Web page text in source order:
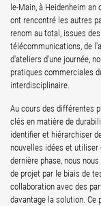
le-Main, à Heidenheim an
ont rencontré les autres
renom au total, issues
télécommunications, de
d'ateliers d'une journée,
pratiques commerciales
interdisciplinaire.
Au cours des différentes
clés en matière de
identifier et hiérarchiser
nouvelles idées et utiliser
dernière phase, nous
de projet par le biais de
collaboration avec des
davantage la solution. Ce